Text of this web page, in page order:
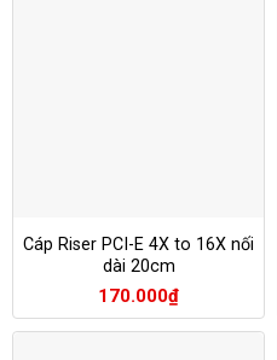
Cáp Riser PCI-E 4X to 16X nối
dài 20cm
170.000₫